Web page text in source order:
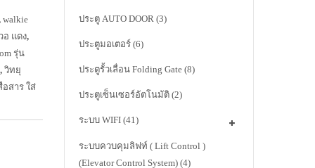
walkie
อ แดง,
รุ่น
, วิทยุ
สาร ใส่
ประตู AUTO DOOR (3)
ประตูมอเตอร์ (6)
ประตูรั้วเลื่อน Folding Gate (8)
ประตูเซ็นเซอร์อัตโนมัติ (2)
ระบบ WIFI (41)
ระบบควบคุมลิฟท์ ( Lift Control )
(Elevator Control System) (4)